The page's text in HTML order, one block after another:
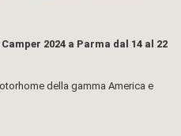
2024 a Parma dal 14 al 22
della gamma America e